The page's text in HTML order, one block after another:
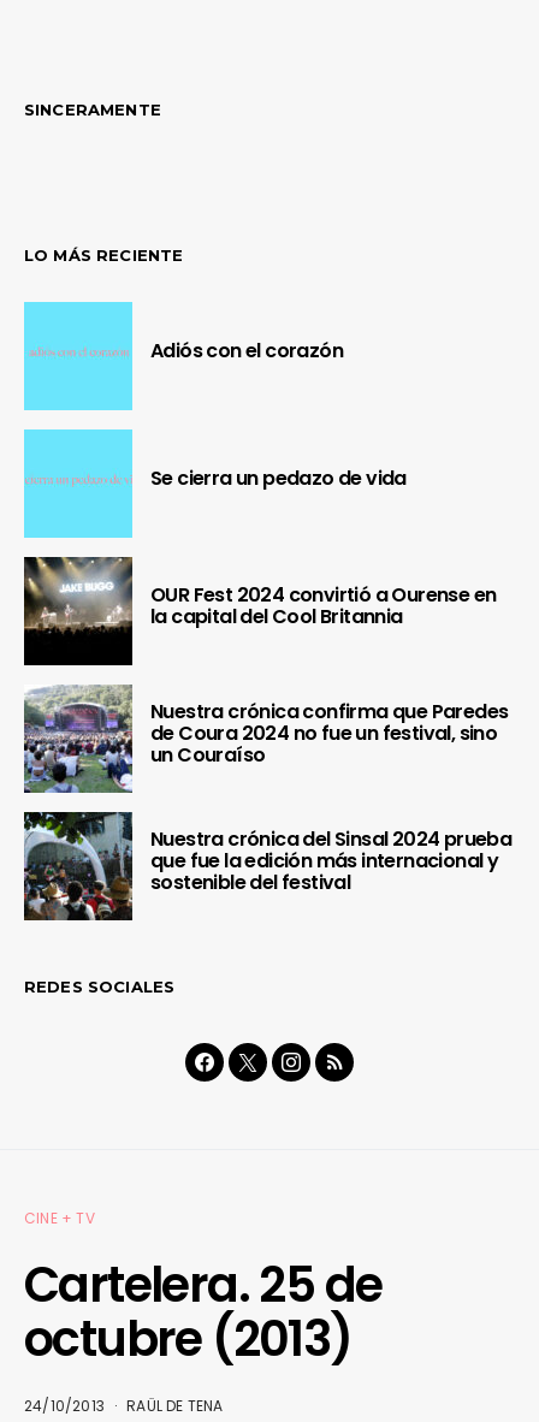
SINCERAMENTE
LO MÁS RECIENTE
Adiós con el corazón
Se cierra un pedazo de vida
OUR Fest 2024 convirtió a Ourense en
la capital del Cool Britannia
Nuestra crónica confirma que Paredes
de Coura 2024 no fue un festival, sino
un Couraíso
Nuestra crónica del Sinsal 2024 prueba
que fue la edición más internacional y
sostenible del festival
REDES SOCIALES
CINE + TV
Cartelera. 25 de
octubre (2013)
24/10/2013 RAÜL DE TENA